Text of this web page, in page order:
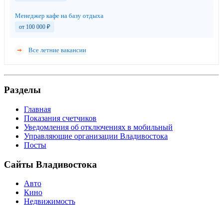
Менеджер кафе на базу отдыха
от 100 000 ₽
Все летние вакансии
Разделы
Главная
Показания счетчиков
Уведомления об отключениях в мобильный
Управляющие организации Владивостока
Посты
Сайты Владивостока
Авто
Кино
Недвижимость